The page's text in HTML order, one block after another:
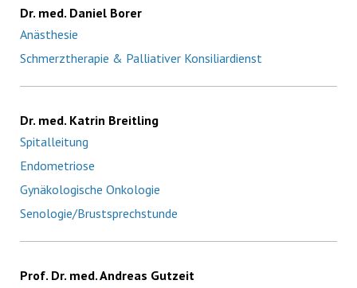
Dr. med. Daniel Borer
Anästhesie
Schmerztherapie & Palliativer Konsiliardienst
Dr. med. Katrin Breitling
Spitalleitung
Endometriose
Gynäkologische Onkologie
Senologie/Brustsprechstunde
Prof. Dr. med. Andreas Gutzeit